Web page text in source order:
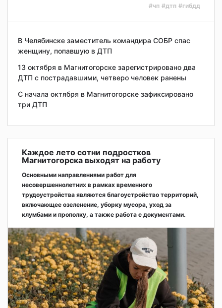
#чп #дтп #гибдд
В Челябинске заместитель командира СОБР спас
женщину, попавшую в ДТП
13 октября в Магнитогорске зарегистрировано два
ДТП с пострадавшими, четверо человек ранены
С начала октября в Магнитогорске зафиксировано
три ДТП
Каждое лето сотни подростков
Магнитогорска выходят на работу
Основными направлениями работ для
несовершеннолетних в рамках временного
трудоустройства являются благоустройство территорий,
включающее озеленение, уборку мусора, уход за
клумбами и прополку, а также работа с документами.